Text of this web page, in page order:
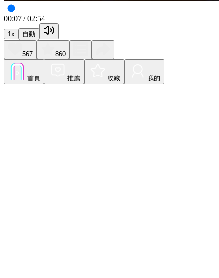
00:07 /02:54
1x 自動
567 860
首頁 推薦 收藏 我的